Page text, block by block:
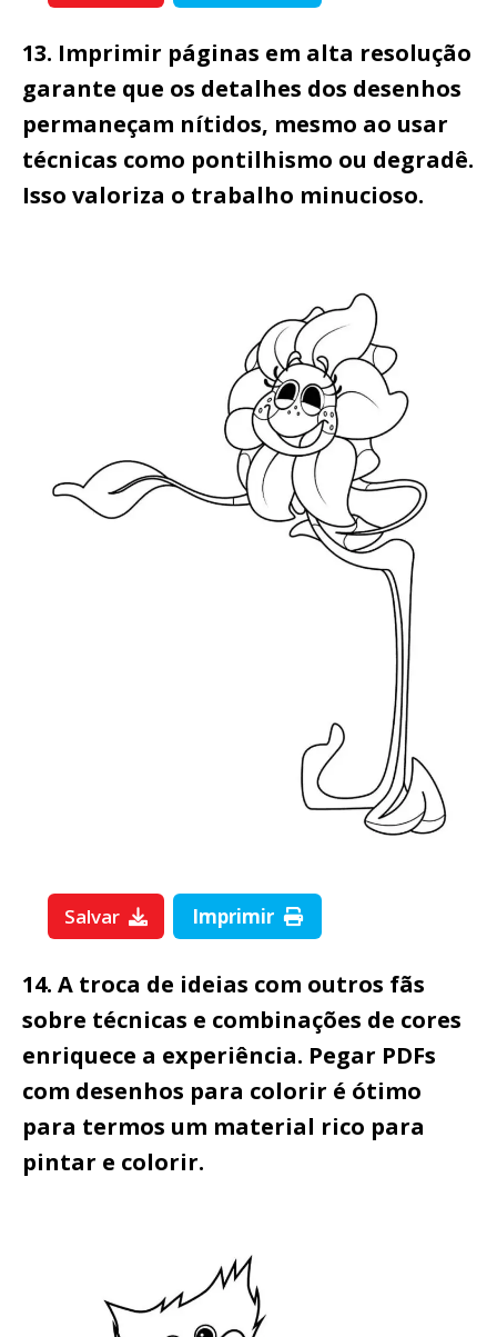
13. Imprimir páginas em alta resolução
garante que os detalhes dos desenhos
permaneçam nítidos, mesmo ao usar
técnicas como pontilhismo ou degradê.
Isso valoriza o trabalho minucioso.
Salvar Imprimir
14. A troca de ideias com outros fãs
sobre técnicas e combinações de cores
enriquece a experiência. Pegar PDFs
com desenhos para colorir é ótimo
para termos um material rico para
pintar e colorir.